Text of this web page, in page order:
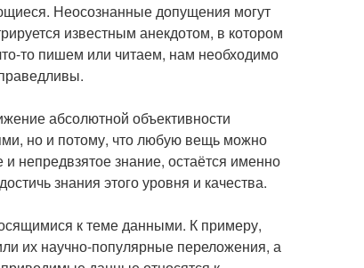
Неосознанные допущения могут
известным анекдотом, в котором
то пишем или читаем, нам необходимо
абсолютной объективности
но и потому, что любую вещь можно
непредвзятое знание, остаётся именно
знания этого уровня и качества.
к теме данными. К примеру,
их научно-популярные переложения, а